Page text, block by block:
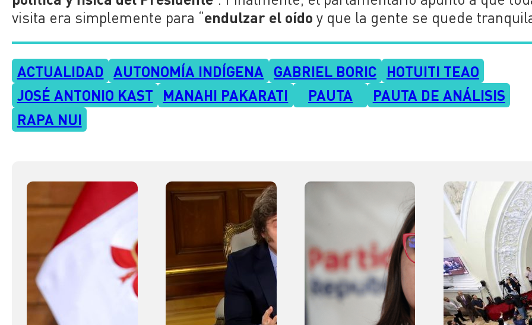
visita era simplemente para “endulzar el oído y que la gente se quede
ACTUALIDAD AUTONOMÍA INDÍGENA GABRIEL BORIC
HOTUITI TEAO
JOSÉ ANTONIO KAST
MANAHI PAKARATI PAUTA
PAUTA DE ANÁLISIS
RAPA NUI